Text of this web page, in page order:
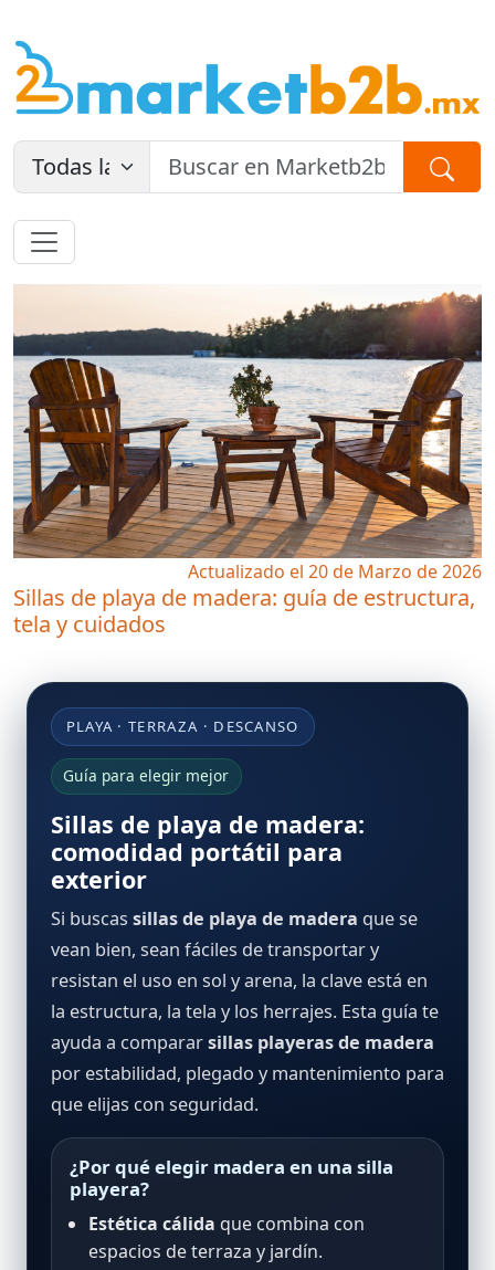
Actualizado el 20 de Marzo de 2026
Sillas de playa de madera: guía de estructura,
tela y cuidados
PLAYA · TERRAZA · DESCANSO
Guía para elegir mejor
Sillas de playa de madera:
comodidad portátil para
exterior
Si buscas sillas de playa de madera que se
vean bien, sean fáciles de transportar y
resistan el uso en sol y arena, la clave está en
la estructura, la tela y los herrajes. Esta guía te
ayuda a compararsillas playeras de madera
por estabilidad, plegado y mantenimiento para
que elijas con seguridad.
¿Por qué elegir madera en una silla
playera?
Estética cálida que combina con
espacios de terraza y jardín.